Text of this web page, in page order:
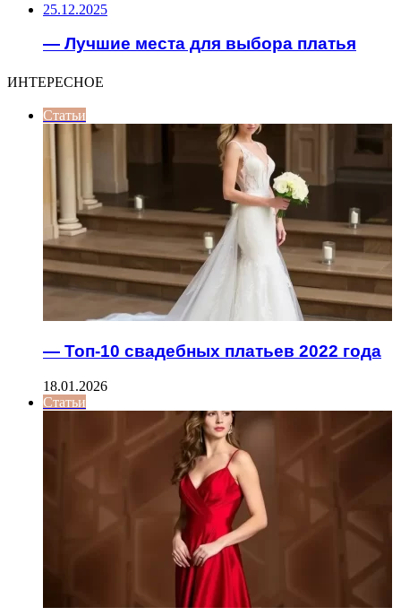
25.12.2025
— Лучшие места для выбора платья
ИНТЕРЕСНОЕ
Статьи
— Топ-10 свадебных платьев 2022 года
18.01.2026
Статьи